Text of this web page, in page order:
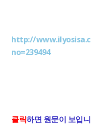
http://
no=239494
클릭하면 원문이 보입